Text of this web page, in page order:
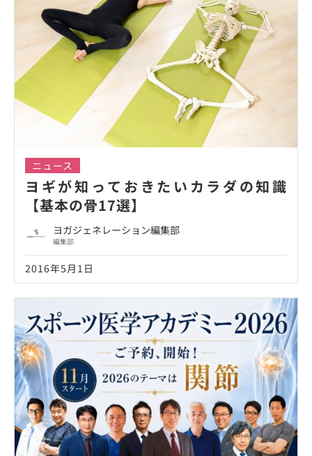
ニュース
ヨギが知っておきたいカラダの知識
【基本の骨17選】
ヨガジェネレーション編集部
編集部
2016年5月1日